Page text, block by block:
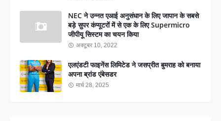
NEC ने उन्नत एआई अनुसंधान के लिए जापान के सबसे
बड़े सुपर कंप्यूटरों में से एक के लिए Supermicro
जीपीयू सिस्टम का चयन किया
अक्टूबर 10, 2022
एलएंडटी फाइनेंस लिमिटेड ने जसप्रीत बुमराह को बनाया
अपना ब्रांड एंबेसडर
मार्च 28, 2025